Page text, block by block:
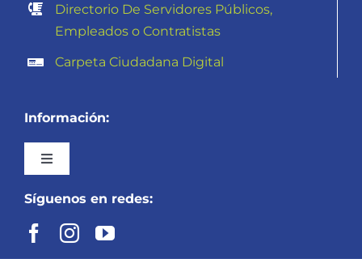
Directorio De Servidores Públicos,
Empleados o Contratistas
Carpeta Ciudadana Digital
Información:
Toggle
Inicio
Síguenos en redes: